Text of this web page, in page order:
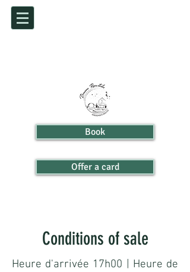
Book
Offer a card
Conditions of sale
Heure d'arrivée 17h00 | Heure de